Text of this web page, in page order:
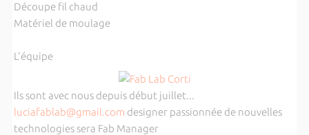
Découpe fil chaud
Matériel de moulage
L'équipe
Ils sont avec nous depuis début juillet...
luciafablab@gmail.com designer passionnée de nouvelles
technologies sera Fab Manager